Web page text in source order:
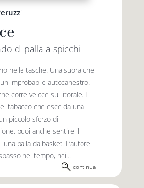
di palla a spicchi
nelle tasche. Una suora che
improbabile autocanestro.
corre veloce sul litorale. Il
tabacco che esce da una
piccolo sforzo di
puoi anche sentire il
una palla da basket. L’autore
nel tempo, nei...
continua